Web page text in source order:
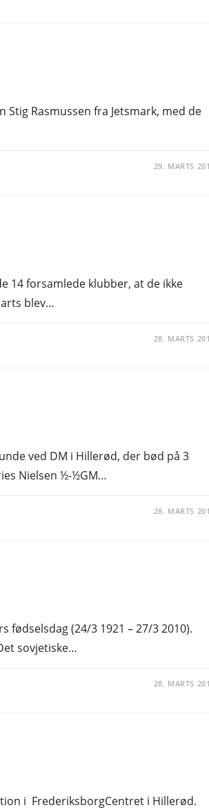
Rasmussen fra Jetsmark, med de
29. MARTS
14 forsamlede klubber, at de ikke
blev…
28. MARTS
ved DM i Hillerød, der bød på 3
Nielsen ½-½GM…
28. MARTS
(24/3 1921 – 27/3 2010).
sovjetiske…
28. MARTS
i FrederiksborgCentret i Hillerød.